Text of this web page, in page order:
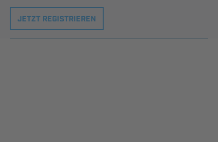
JETZT REGISTRIEREN